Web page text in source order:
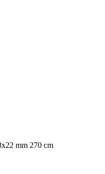
mm 270 cm